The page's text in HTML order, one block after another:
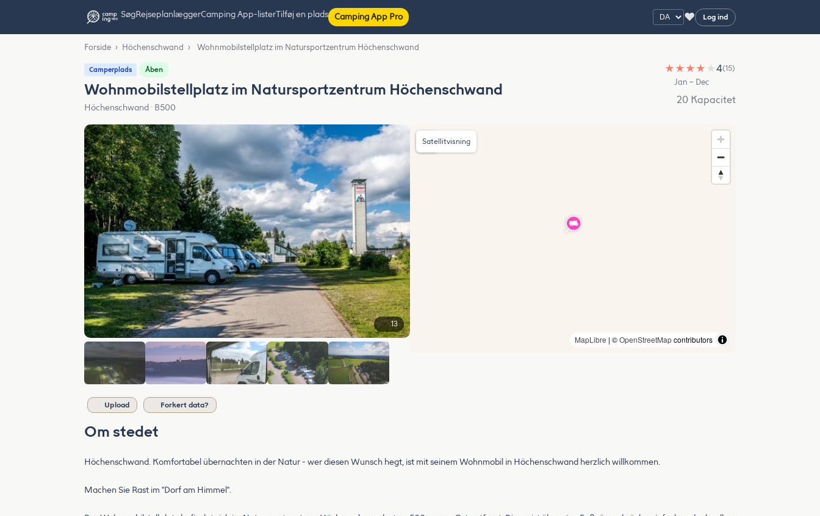
SøgRejseplanlæggerCamping App-listerTilføj en plads Camping App Pro ♥ Log ind
Forside › Höchenschwand › Wohnmobilstellplatz im Natursportzentrum Höchenschwand
Camperplads Åben
Wohnmobilstellplatz im Natursportzentrum Höchenschwand
Höchenschwand · B500
★ ★ ★ ★ ★4(15)
Jan – Dec
20 Kapacitet
13
MapLibre | ©OpenStreetMapcontributors
Satellitvisning
Upload Forkert data?
Om stedet
Höchenschwand. Komfortabel übernachten in der Natur - wer diesen Wunsch hegt, ist mit seinem Wohnmobil in Höchenschwand herzlich willkommen.
Machen Sie Rast im "Dorf am Himmel".